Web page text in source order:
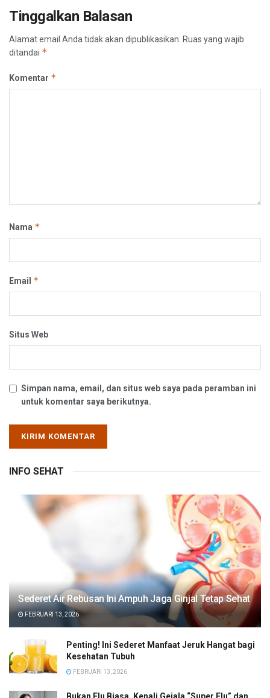
Tinggalkan Balasan
Alamat email Anda tidak akan dipublikasikan. Ruas yang wajib
ditandai *
Komentar *
Nama *
Email *
Situs Web
Simpan nama, email, dan situs web saya pada peramban ini
untuk komentar saya berikutnya.
INFO SEHAT
Sederet Air Rebusan Ini Ampuh Jaga Ginjal Tetap Sehat
FEBRUARI 13, 2026
Penting! Ini Sederet Manfaat Jeruk Hangat bagi
Kesehatan Tubuh
FEBRUARI 13, 2026